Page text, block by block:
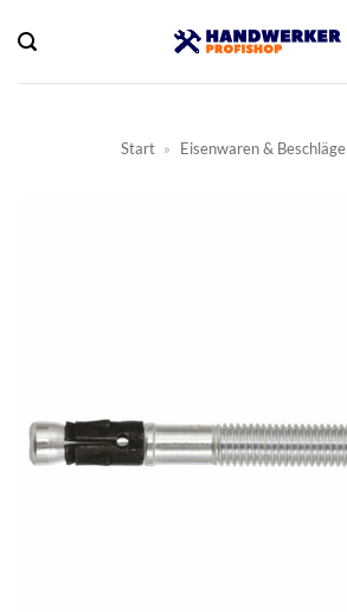
Inhalt
springen
Start » Eisenwaren & Beschläge